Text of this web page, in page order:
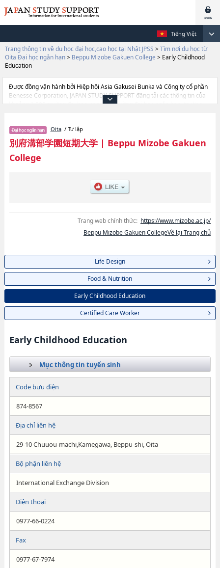
Tiếng Việt
Trang thông tin về du học đại học,cao học tại Nhật JPSS > Tìm nơi du học từ
Oita Đại học ngắn hạn> Beppu Mizobe Gakuen College > Early Childhood
Education
Được đồng vận hành bởi Hiệp hội Asia Gakusei Bunka và Công ty cổ phần
Benesse Corporation, JAPAN STUDY SUPPORT đăng tải các thông tin của
khoảng 1.300 trường đại học, cao học, trường đại học ngắn hạn, trường
thông tin cần thiết dành cho du học sinh, như là về các Ngành Life
DesignhoặcNgành Food & NutritionhoặcNgành Early Childhood
EducationhoặcNgành Certified Care Worker, thông tin về từng ngành học,
thông tin liên quan đến thi tuyển như số lượng tuyển sinh, số lượng trúng
Oita/ Tư lập
別府溝部学園短期大学| Beppu Mizobe Gakuen
College
Trang web chính thức: https://www.mizobe.ac.jp/
Beppu Mizobe Gakuen CollegeVề lại Trang chủ
Life Design
Food & Nutrition
Early Childhood Education
Certified Care Worker
Early Childhood Education
Mục thông tin tuyển sinh
Code bưu điện
874-8567
Địa chỉ liên hệ
29-10 Chuuou-machi,Kamegawa, Beppu-shi, Oita
Bộ phận liên hệ
International Exchange Division
Điện thoại
0977-66-0224
Fax
0977-67-7974